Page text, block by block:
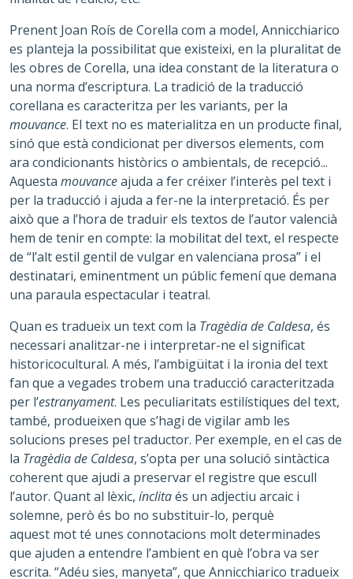
Prenent Joan Roís de Corella com a model, Annicchiarico
es planteja la possibilitat que existeixi, en la pluralitat de
les obres de Corella, una idea constant de la literatura o
una norma d’escriptura. La tradició de la traducció
corellana es caracteritza per les variants, per la
mouvance. El text no es materialitza en un producte final,
sinó que està condicionat per diversos elements, com
ara condicionants històrics o ambientals, de recepció...
Aquesta mouvanceajuda a fer créixer l’interès pel text i
per la traducció i ajuda a fer-ne la interpretació. És per
això que a l’hora de traduir els textos de l’autor valencià
hem de tenir en compte: la mobilitat del text, el respecte
de “l’alt estil gentil de vulgar en valenciana prosa” i el
destinatari, eminentment un públic femení que demana
una paraula espectacular i teatral.
Quan es tradueix un text com la Tragèdia de Caldesa, és
necessari analitzar-ne i interpretar-ne el significat
historicocultural. A més, l’ambigüitat i la ironia del text
fan que a vegades trobem una traducció caracteritzada
per l’estranyament. Les peculiaritats estilístiques del text,
també, produeixen que s’hagi de vigilar amb les
solucions preses pel traductor. Per exemple, en el cas de
la Tragèdia de Caldesa, s’opta per una solució sintàctica
coherent que ajudi a preservar el registre que escull
l’autor. Quant al lèxic, ínclitaés un adjectiu arcaic i
solemne, però és bo no substituir-lo, perquè
aquest mot té unes connotacions molt determinades
que ajuden a entendre l’ambient en què l’obra va ser
escrita. “Adéu sies, manyeta”, que Annicchiarico tradueix